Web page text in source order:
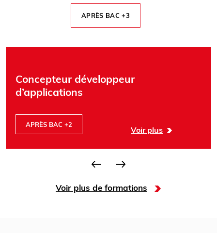
APRÈS BAC +3
Concepteur développeur
d’applications
APRÈS BAC +2
Voir plus
Voir plus de formations